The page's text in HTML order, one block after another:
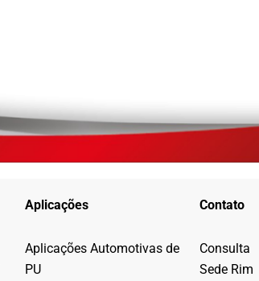
Aplicações
Aplicações Automotivas de
PU
Contato
Consulta
Sede Rim